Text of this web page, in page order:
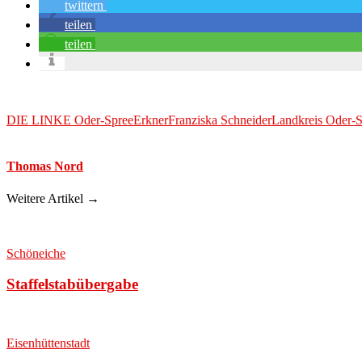
twittern
teilen
teilen
DIE LINKE Oder-SpreeErknerFranziska SchneiderLandkreis Oder-
Thomas Nord
Weitere Artikel →
Schöneiche
Staffelstabübergabe
Eisenhüttenstadt